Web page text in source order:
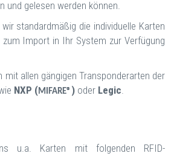
und gelesen werden können.
standardmäßig die individuelle Karten
zum Import in Ihr System zur Verfügung
mit allen gängigen Transponderarten der
NXP (MIFARE® ) oder Legic.
u.a. Karten mit folgenden RFID-